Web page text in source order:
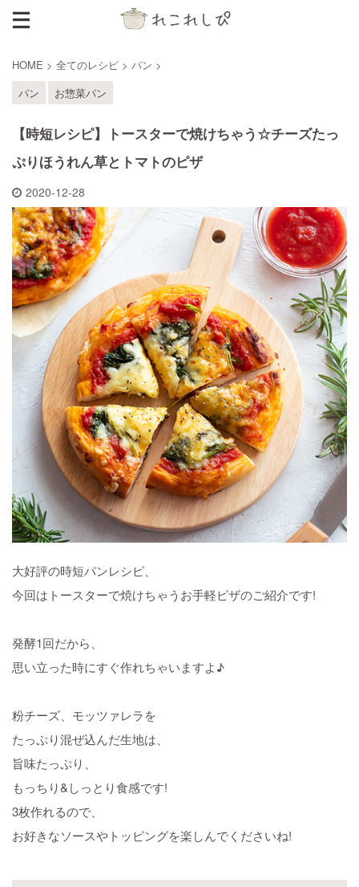
HOME > 全てのレシピ > パン >
パン
お惣菜パン
【時短レシピ】トースターで焼けちゃう☆チーズたっ
ぷりほうれん草とトマトのピザ
2020-12-28
大好評の時短パンレシピ、
今回はトースターで焼けちゃうお手軽ピザのご紹介です!
発酵1回だから、
思い立った時にすぐ作れちゃいますよ♪
粉チーズ、モッツァレラを
たっぷり混ぜ込んだ生地は、
旨味たっぷり、
もっちり&しっとり食感です!
3枚作れるので、
お好きなソースやトッピングを楽しんでくださいね!